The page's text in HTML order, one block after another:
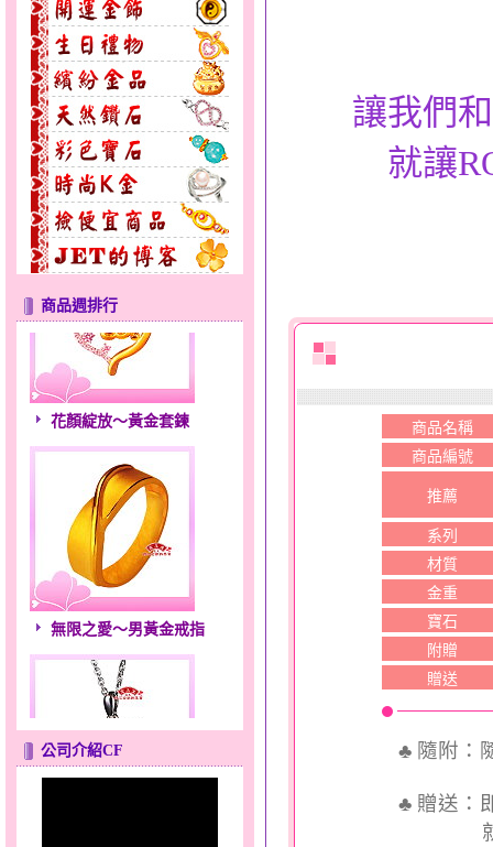
商品週排行
花顏綻放～黃金套鍊
無限之愛～男黃金戒指
公司介紹CF
讓我們
就讓
商品名稱
商品編號
推薦
系列
材質
金重
寶石
附贈
贈送
♣ 隨附：
♣ 贈送：
就送